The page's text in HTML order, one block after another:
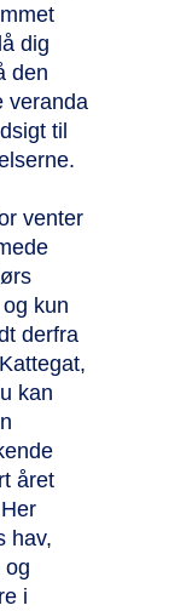
dig
den
veranda
til
venter
kun
derfra
kan
året
hav,
og
i